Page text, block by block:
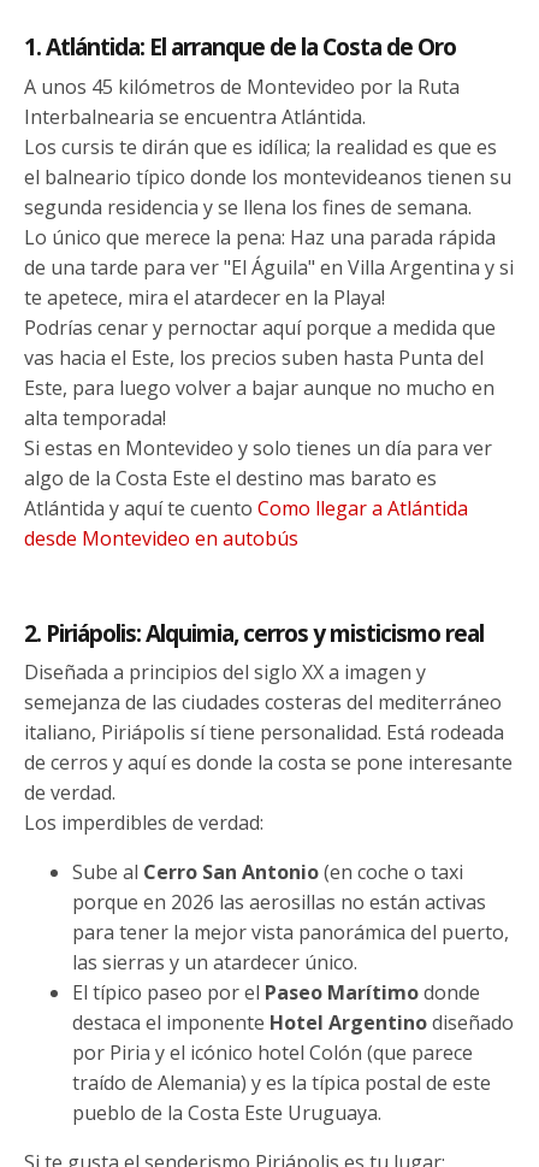
1. Atlántida: El arranque de la Costa de Oro
A unos 45 kilómetros de Montevideo por la Ruta
Interbalnearia se encuentra Atlántida.
Los cursis te dirán que es idílica; la realidad es que es
el balneario típico donde los montevideanos tienen su
segunda residencia y se llena los fines de semana.
Lo único que merece la pena: Haz una parada rápida
de una tarde para ver "El Águila" en Villa Argentina y si
te apetece, mira el atardecer en la Playa!
Podrías cenar y pernoctar aquí porque a medida que
vas hacia el Este, los precios suben hasta Punta del
Este, para luego volver a bajar aunque no mucho en
alta temporada!
Si estas en Montevideo y solo tienes un día para ver
algo de la Costa Este el destino mas barato es
Atlántida y aquí te cuento Como llegar a Atlántida
desde Montevideo en autobús
2. Piriápolis: Alquimia, cerros y misticismo real
Diseñada a principios del siglo XX a imagen y
semejanza de las ciudades costeras del mediterráneo
italiano, Piriápolis sí tiene personalidad. Está rodeada
de cerros y aquí es donde la costa se pone interesante
de verdad.
Los imperdibles de verdad:
Sube al Cerro San Antonio(en coche o taxi
porque en 2026 las aerosillas no están activas
para tener la mejor vista panorámica del puerto,
las sierras y un atardecer único.
El típico paseo por el Paseo Marítimodonde
destaca el imponente Hotel Argentinodiseñado
por Piria y el icónico hotel Colón (que parece
traído de Alemania) y es la típica postal de este
pueblo de la Costa Este Uruguaya.